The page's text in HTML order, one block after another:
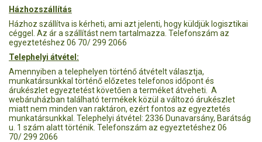
Házhozszállítás
Házhoz szállítva is kérheti, ami azt jelenti, hogy küldjük logisztikai
céggel. Az ár a szállítást nem tartalmazza. Telefonszám az
egyeztetéshez 06 70/ 299 2066
Telephelyi átvétel:
Amennyiben a telephelyen történő átvételt választja,
munkatársunkkal történő előzetes telefonos időpont és
árukészlet egyeztetést követően a terméket átveheti. A
webáruházban található termékek közül a változó árukészlet
miatt nem minden van raktáron, ezért fontos az egyeztetés
munkatársunkkal. Telephelyi átvétel: 2336 Dunavarsány, Barátság
u. 1 szám alatt történik. Telefonszám az egyeztetéshez 06
70/ 299 2066